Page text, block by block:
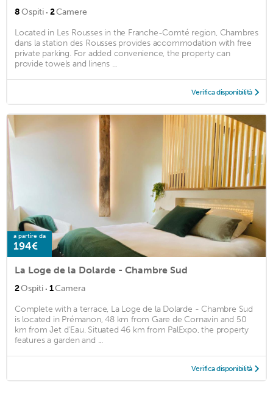
8Ospiti · 2Camere
Located in Les Rousses in the Franche-Comté region, Chambres
dans la station des Rousses provides accommodation with free
private parking. For added convenience, the property can
provide towels and linens ...
Verifica disponibilità
a partire da
194€
La Loge de la Dolarde - Chambre Sud
2Ospiti · 1Camera
Complete with a terrace, La Loge de la Dolarde - Chambre Sud
is located in Prémanon, 48 km from Gare de Cornavin and 50
km from Jet d'Eau. Situated 46 km from PalExpo, the property
features a garden and ...
Verifica disponibilità